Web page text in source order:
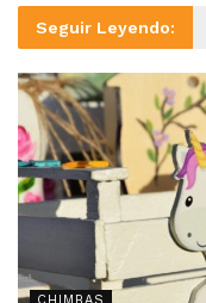
Seguir Leyendo:
CHIMBAS